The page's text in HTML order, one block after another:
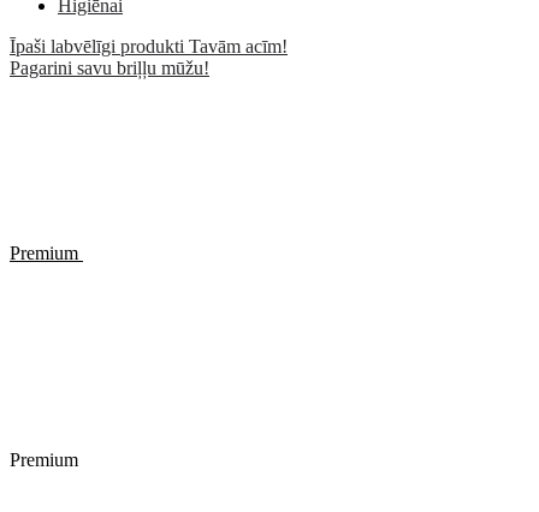
Higiēnai
Īpaši labvēlīgi produkti Tavām acīm!
Pagarini savu briļļu mūžu!
Premium
Premium